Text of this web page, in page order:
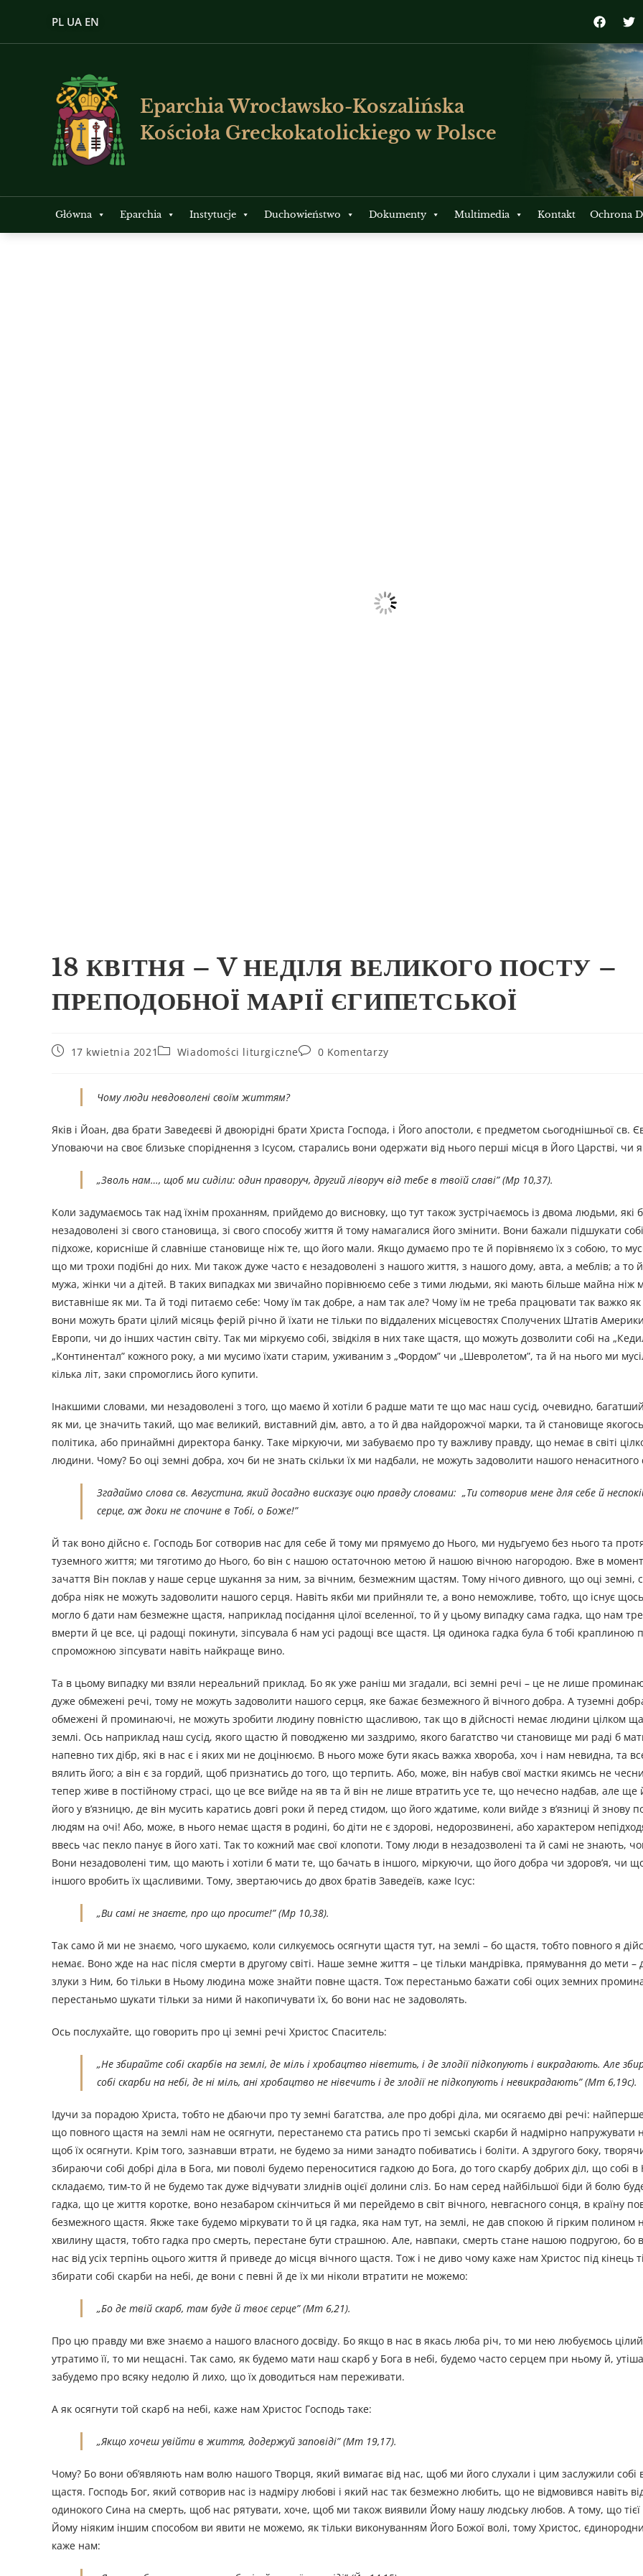
PL UA EN
Eparchia Wrocławsko-Koszalińska
Kościoła Greckokatolickiego w Polsce
Główna Eparchia Instytucje Duchowieństwo Dokumenty Multimedia Kontakt Ochrona
18 КВІТНЯ – V НЕДІЛЯ ВЕЛИКОГО ПОСТУ –
ПРЕПОДОБНОЇ МАРІЇ ЄГИПЕТСЬКОЇ
17 kwietnia 2021 Wiadomości liturgiczne 0 Komentarzy
Чому люди невдоволені своїм життям?
Яків і Йоан, два брати Заведеєві й двоюрідні брати Христа Господа, і Його апостоли, є предметом сьогоднішньої св.
Уповаючи на своє близьке споріднення з Ісусом, старались вони одержати від нього перші місця в Його Царстві, чи
„Зволь нам…, щоб ми сиділи: один праворуч, другий ліворуч від тебе в твоïй славi”(Мр 10,37).
Коли задумаємось так над їхнім проханням, прийдемо до висновку, що тут також зустрічаємось iз двома людьми, які
незадоволенi зi свого становища, зі свого способу життя й тому намагалися його змінити. Вони бажали підшукати
підхоже, корисніше й славніше становище ніж те, що його мали. Якщо думаємо про те й порівняємо їх з собою, то
що ми трохи подібні до них. Ми також дуже часто є незадоволені з нашого життя, з нашого дому, авта, а меблів; а то
мужа, жінки чи а дітей. В таких випадках ми звичайно порівнюємо себе з тими людьми, які мають більше майна ніж
виставніше як ми. Та й тоді питаємо себе: Чому їм так добре, а нам так але? Чому їм не треба працювати так важко
вони можуть брати цілий місяць ферій річно й їхати не тільки по віддалених місцевостях Сполучених Штатів
Европи, чи до інших частин світу. Так ми міркуємо собі, звідкіля в них таке щастя, що можуть дозволити собі на
„Континентал” кожного року, а ми мусимо їхати старим, уживаним з „Фордом” чи „Шевролетом”, та й на нього ми
кілька літ, заки спромоглись його купити.
Інакшими словами, ми незадоволені з того, що маємо й хотіли б радше мати те що мас наш сусід, очевидно,
як ми, це значить такий, що має великий, виставний дім, авто, а то й два найдорожчої марки, та й становище
політика, або принаймні директора банку. Таке міркуючи, ми забуваємо про ту важливу правду, що немає в світі
людини. Чому? Бо оцi земнi добра, хоч би не знать скільки їх ми надбали, не можуть задоволити нашого ненаситного
Згадаймо слова св. Августина, який досадно висказує оцю правду словами: „Ти сотворив мене для себе й
серце, аж доки не спочине в Тобi, о Боже!”
Й так воно дійсно є. Господь Бог сотворив нас для себе й тому ми прямуємо до Нього, ми нудьгуемо без нього та
туземного життя; ми тяготимо до Нього, бо він с нашою остаточною метою й нашою вічною нагородою. Вже в
зачаття Він поклав у наше серце шукання за ним, за вiчним, безмежним щастям. Тому нічого дивного, що оцi земнi,
добра ніяк не можуть задоволити нашого серця. Навіть якби ми прийняли те, а воно неможливе, тобто, що існує
могло б дати нам безмежне щастя, наприклад посідання цілої вселенноï, то й у цьому випадку сама гадка, що нам
вмерти й це все, ці радощі покинути, зіпсувала б нам усі радощі все щастя. Ця одинока гадка була б тобі краплиною
спроможною зіпсувати навіть найкраще вино.
Та в цьому випадку ми взяли нереальний приклад. Бо як уже раніш ми згадали, всi земні речі – це не лише
дуже обмежені речі, тому не можуть задоволити нашого серця, яке бажає безмежного й вічного добра. А туземні
обмежені й проминаючі, не можуть зробити людину повністю щасливою, так що в дійсності немає людини цілком
землi. Ось наприклад наш сусід, якого щастю й поводженю ми заздримо, якого багатство чи становище ми раді б
напевно тих дібр, які в нас є і яких ми не доцінюємо. В нього може бути якась важка хвороба, хоч і нам невидна, та
вялить його; а він є за гордий, щоб признатись до того, що терпить. Або, може, він набув своï мастки якимсь не
тепер живе в постійному страсі, що це все вийде на яв та й він не лише втратить усе те, що нечесно надбав, але ще
його у в’язницю, де він мусить каратись довгі роки й перед стидом, що його ждатиме, коли вийде з в’язниці й знову
людям на очі! Або, може, в нього немає щастя в родині, бо діти не є здорові, недорозвинені, або характером
ввесь час пекло панує в його хаті. Так то кожний має свої клопоти. Тому люди в незадозволені та й самі не знають,
Вони незадоволені тим, що мають i хотіли б мати те, що бачать в іншого, міркуючи, що його добра чи здоров’я, чи
іншого вробить їх щасливими. Тому, звертаючись до двох братів Заведеїв, каже Ісус:
„Ви самі не знаєте, про що просите!”(Мр 10,38).
Так само й ми не знаємо, чого шукаємо, коли силкуємось осягнути щастя тут, на землі – бо щастя, тобто повного я
немає. Воно жде на нас після смерти в другому світі. Наше земне життя – це тільки мандрівка, прямування до мети –
злуки з Ним, бо тільки в Ньому людина може знайти повне щастя. Тож перестаньмо бажати собі оцих земних
перестаньмо шукати тільки за ними й накопичувати їх, бо вони нас не задоволять.
Ось послухайте, що говорить про цi земні речі Христос Спаситель:
„Не збирайте собі скарбів на землі, де міль і хробацтво нiветить, i де злодії підкопують і викрадають. Але
собі скарби на небі, де нi мiль, ані хробацтво не нівечить i де злодії не підкопують і невикрадають”(Mт 6,19с).
Ідучи за порадою Христа, тобто не дбаючи про ту земні багатства, але про добрі діла, ми осягаємо дві речі:
що повного щастя на землi нам не осягнути, перестанемо ста ратись про ті земські скарби й надмірно напружувати
щоб їх осягнути. Крім того, зазнавши втрати, не будемо за ними занадто побиватись і боліти. А здругого боку,
збираючи собі добрі діла в Бога, ми поволі будемо переноситися гадкою до Бога, до того скарбу добрих діл, що собі в
складаємо, тим-то й не будемо так дуже відчувати злиднів оцiєї долини сліз. Бо нам серед найбільшої біди й болю
гадка, що це життя коротке, воно незабаром скінчиться й ми перейдемо в світ вічного, невгасного сонця, в країну
безмежного щастя. Якже таке будемо міркувати то й ця гадка, яка нам тут, на землі, не дав спокою й гірким полином
хвилину щастя, тобто гадка про смерть, перестане бути страшною. Але, навпаки, смерть стане нашою подругою, бо
нас вiд усіх терпінь оцього життя й приведе до місця вічного щастя. Тож і не диво чому каже нам Христос під кінець
збирати собі скарби на небі, де вони с певні й де їх ми ніколи втратити не можемо:
„Бо де твій скарб, там буде й твоє серце”(Мт 6,21).
Про цю правду ми вже знаємо а нашого власного досвіду. Бо якщо в нас в якась люба рiч, то ми нею любуємось
утратимо її, то ми нещасні. Так само, як будемо мати наш скарб у Бога в небі, будемо часто серцем при ньому й,
забудемо про всяку недолю й лихо, що їх доводиться нам переживати.
А як осягнути той скарб на небi, каже нам Христос Господь таке:
„Якщо хочеш увійти в життя, додержуй заповiдi”(Mт 19,17).
Чому? Бо вони об’являють нам волю нашого Творця, який вимагає від нас, щоб ми його слухали і цим заслужили собі
щастя. Господь Бог, який сотворив нас iз надміру любові і який нас так безмежно любить, що не відмовився навіть
одинокого Сина на смерть, щоб нас рятувати, хоче, щоб ми також виявили Йому нашу людську любов. А тому, що тієї
Йому ніяким іншим способом ви явити не можемо, як тільки виконуванням Його Божої волі, тому Христос,
каже нам: